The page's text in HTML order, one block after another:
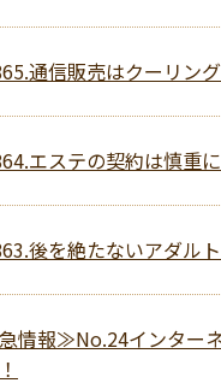
通信販売はクーリン
エステの契約は慎重に
後を絶たないアダル
情報≫No.24インター